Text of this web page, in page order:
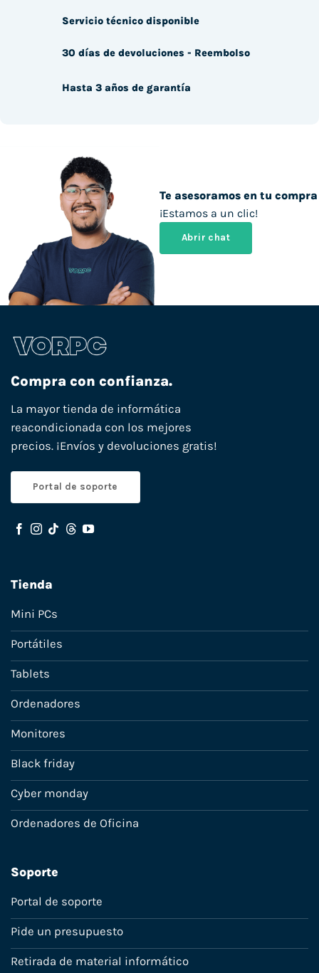
Te asesoramos en tu compra
¡Estamos a un clic!
Abrir chat
Servicio técnico disponible
30 días de devoluciones - Reembolso
Hasta 3 años de garantía
Compra con confianza.
La mayor tienda de informática
reacondicionada con los mejores
precios. ¡Envíos y devoluciones gratis!
Portal de soporte
Tienda
Mini PCs
Portátiles
Tablets
Ordenadores
Monitores
Black friday
Cyber monday
Ordenadores de Oficina
Soporte
Portal de soporte
Pide un presupuesto
Retirada de material informático